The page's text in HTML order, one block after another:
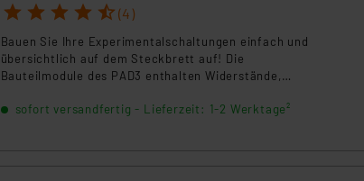
1 2 3 4 5 (4)
Bauen Sie Ihre Experimentalschaltungen einfach und
übersichtlich auf dem Steckbrett auf! Die
Bauteilmodule des PAD3 enthalten Widerstände,
Trimmer, die über kleine Adapter bequem auf
sofort versandfertig - Lieferzeit: 1-2 Werktage²